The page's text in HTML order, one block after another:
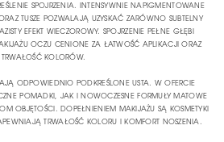
SPOJRZENIA. INTENSYWNIE NAPIGMENTOWANE
TUSZE POZWALAJĄ UZYSKAĆ ZARÓWNO SUBTELNY
EFEKT WIECZOROWY. SPOJRZENIE PEŁNE GŁĘBI
OCZU CENIONE ZA ŁATWOŚĆ APLIKACJI ORAZ
TRWAŁOŚĆ KOLORÓW.
ODPOWIEDNIO PODKREŚLONE USTA. W OFERCIE
POMADKI, JAK I NOWOCZESNE FORMUŁY MATOWE
OBJĘTOŚCI. DOPEŁNIENIEM MAKIJAŻU SĄ KOSMETYKI
TRWAŁOŚĆ KOLORU I KOMFORT NOSZENIA.